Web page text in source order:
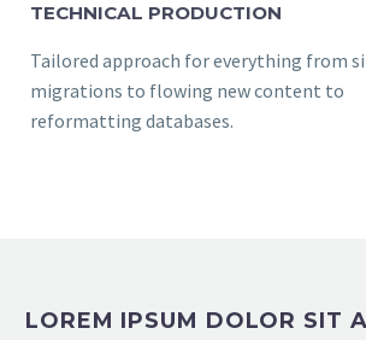
TECHNICAL PRODUCTION
Tailored approach for everything from
migrations to flowing new content to
reformatting databases.
LOREM IPSUM DOLOR SIT